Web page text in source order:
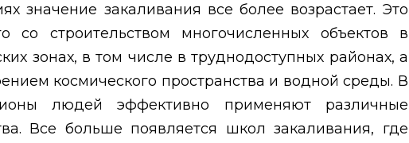
значение закаливания все более возрастает. Это
со строительством многочисленных объектов в
зонах, в том числе в труднодоступных районах, а
космического пространства и водной среды. В
людей эффективно применяют различные
Все больше появляется школ закаливания, где